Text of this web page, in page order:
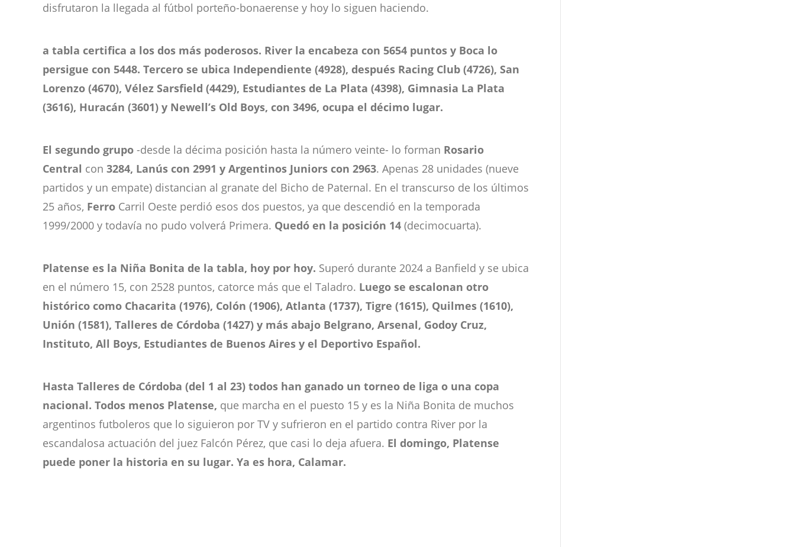
disfrutaron la llegada al fútbol porteño-bonaerense y hoy lo siguen haciendo.
a tabla certifica a los dos más poderosos. River la encabeza con 5654 puntos y Boca lo
persigue con 5448. Tercero se ubica Independiente (4928), después Racing Club (4726), San
Lorenzo (4670), Vélez Sarsfield (4429), Estudiantes de La Plata (4398), Gimnasia La Plata
(3616), Huracán (3601) y Newell’s Old Boys, con 3496, ocupa el décimo lugar.
El segundo grupo -desde la décima posición hasta la número veinte- lo forman Rosario
Central con 3284, Lanús con 2991 y Argentinos Juniors con 2963. Apenas 28 unidades (nueve
partidos y un empate) distancian al granate del Bicho de Paternal. En el transcurso de los últimos
25 años, Ferro Carril Oeste perdió esos dos puestos, ya que descendió en la temporada
1999/2000 y todavía no pudo volverá Primera. Quedó en la posición 14 (decimocuarta).
Platense es la Niña Bonita de la tabla, hoy por hoy. Superó durante 2024 a Banfield y se ubica
en el número 15, con 2528 puntos, catorce más que el Taladro. Luego se escalonan otro
histórico como Chacarita (1976), Colón (1906), Atlanta (1737), Tigre (1615), Quilmes (1610),
Unión (1581), Talleres de Córdoba (1427) y más abajo Belgrano, Arsenal, Godoy Cruz,
Instituto, All Boys, Estudiantes de Buenos Aires y el Deportivo Español.
Hasta Talleres de Córdoba (del 1 al 23) todos han ganado un torneo de liga o una copa
nacional. Todos menos Platense, que marcha en el puesto 15 y es la Niña Bonita de muchos
argentinos futboleros que lo siguieron por TV y sufrieron en el partido contra River por la
escandalosa actuación del juez Falcón Pérez, que casi lo deja afuera. El domingo, Platense
puede poner la historia en su lugar. Ya es hora, Calamar.